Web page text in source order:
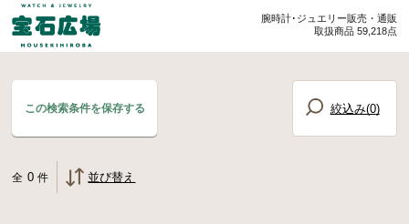
腕時計･ジュエリー販売・通販
取扱商品 59,218点
この検索条件を保存する 絞込み(0)
全 0 件 並び替え